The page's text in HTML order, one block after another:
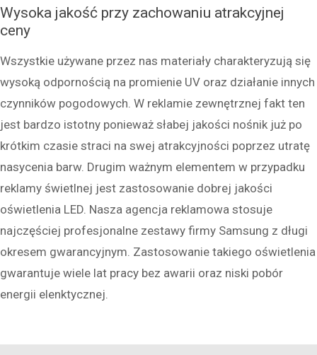
Wysoka jakość przy zachowaniu atrakcyjnej
ceny
Wszystkie używane przez nas materiały charakteryzują się
wysoką odpornością na promienie UV oraz działanie innych
czynników pogodowych. W reklamie zewnętrznej fakt ten
jest bardzo istotny ponieważ słabej jakości nośnik już po
krótkim czasie straci na swej atrakcyjności poprzez utratę
nasycenia barw. Drugim ważnym elementem w przypadku
reklamy świetlnej jest zastosowanie dobrej jakości
oświetlenia LED. Nasza agencja reklamowa stosuje
najczęściej profesjonalne zestawy firmy Samsung z długi
okresem gwarancyjnym. Zastosowanie takiego oświetlenia
gwarantuje wiele lat pracy bez awarii oraz niski pobór
energii elenktycznej.